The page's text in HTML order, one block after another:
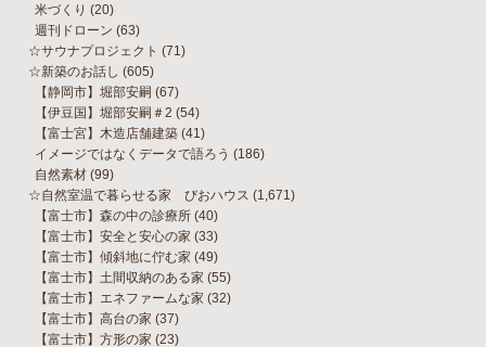
米づくり (20)
週刊ドローン (63)
☆サウナプロジェクト (71)
☆新築のお話し (605)
【静岡市】堀部安嗣 (67)
【伊豆国】堀部安嗣＃2 (54)
【富士宮】木造店舗建築 (41)
イメージではなくデータで語ろう (186)
自然素材 (99)
☆自然室温で暮らせる家 びおハウス (1,671)
【富士市】森の中の診療所 (40)
【富士市】安全と安心の家 (33)
【富士市】傾斜地に佇む家 (49)
【富士市】土間収納のある家 (55)
【富士市】エネファームな家 (32)
【富士市】高台の家 (37)
【富士市】方形の家 (23)